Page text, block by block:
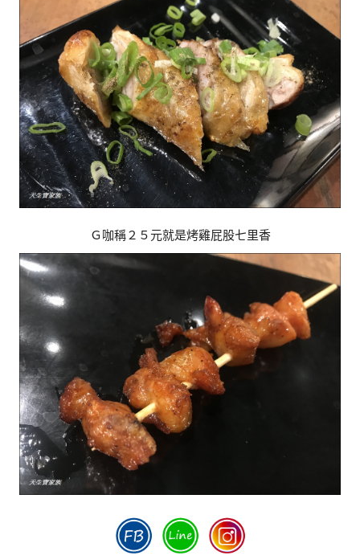
Ｇ咖稱２５元就是烤雞屁股七里香